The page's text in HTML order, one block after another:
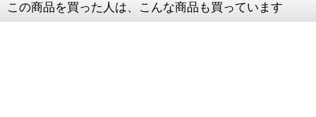
この商品を買った人は、こんな商品も買っています